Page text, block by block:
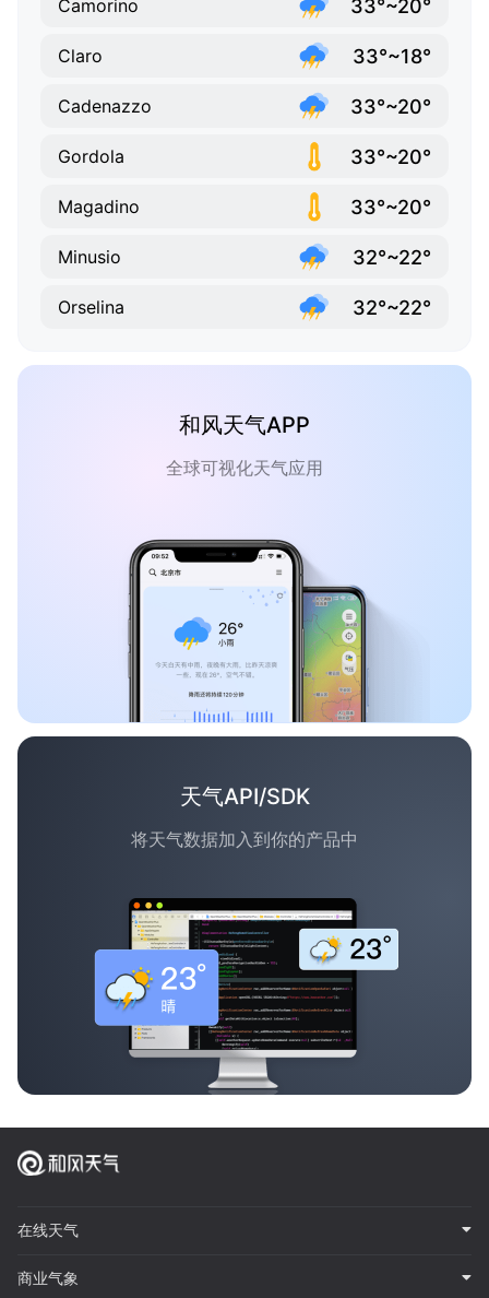
Camorino 33°~20°
Claro 33°~18°
Cadenazzo 33°~20°
Gordola 33°~20°
Magadino 33°~20°
Minusio 32°~22°
Orselina 32°~22°
和风天气APP
全球可视化天气应用
天气API/SDK
将天气数据加入到你的产品中
在线天气
商业气象